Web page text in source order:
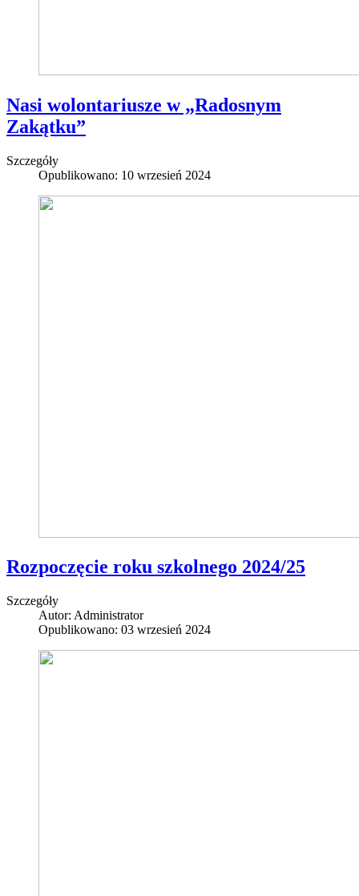
Nasi wolontariusze w „Radosnym
Zakątku”
Szczegóły
Opublikowano: 10 wrzesień 2024
Rozpoczęcie roku szkolnego 2024/25
Szczegóły
Autor: Administrator
Opublikowano: 03 wrzesień 2024